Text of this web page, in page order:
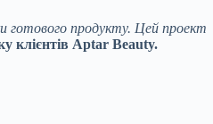
готового продукту. Цей проект
клієнтів Aptar Beauty.